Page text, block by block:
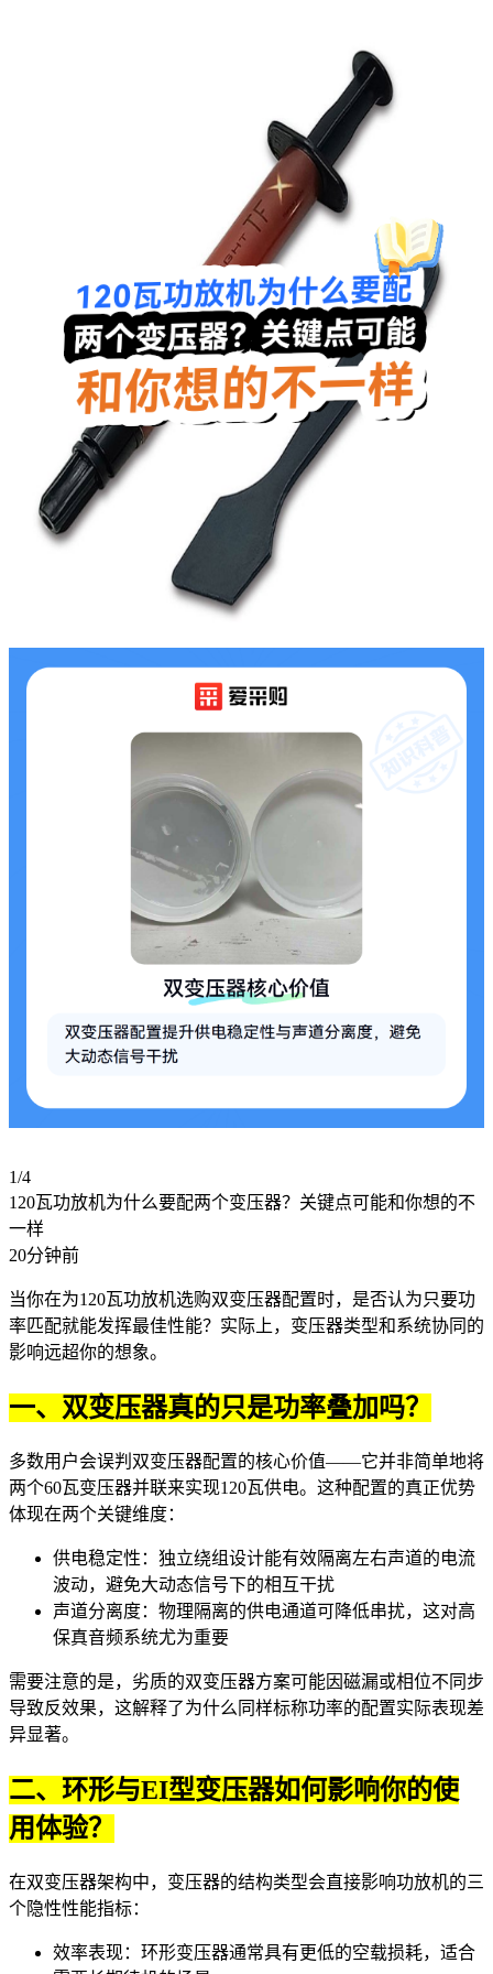
1/4
120瓦功放机为什么要配两个变压器？关键点可能和你想的不
一样
20分钟前
当你在为120瓦功放机选购双变压器配置时，是否认为只要功
率匹配就能发挥最佳性能？实际上，变压器类型和系统协同的
影响远超你的想象。
一、双变压器真的只是功率叠加吗？
多数用户会误判双变压器配置的核心价值——它并非简单地将
两个60瓦变压器并联来实现120瓦供电。这种配置的真正优势
体现在两个关键维度：
供电稳定性：独立绕组设计能有效隔离左右声道的电流
波动，避免大动态信号下的相互干扰
声道分离度：物理隔离的供电通道可降低串扰，这对高
保真音频系统尤为重要
需要注意的是，劣质的双变压器方案可能因磁漏或相位不同步
导致反效果，这解释了为什么同样标称功率的配置实际表现差
异显著。
二、环形与EI型变压器如何影响你的使
用体验？
在双变压器架构中，变压器的结构类型会直接影响功放机的三
个隐性性能指标：
效率表现：环形变压器通常具有更低的空载损耗，适合